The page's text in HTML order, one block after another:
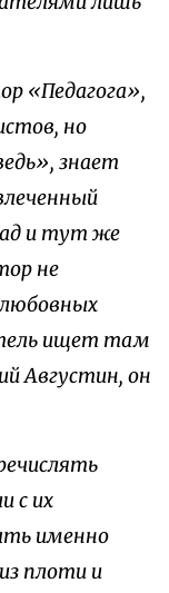
«Педагога»,
но
знает
и тут же
не
ищет там
Августин, он
с их
именно
плоти и